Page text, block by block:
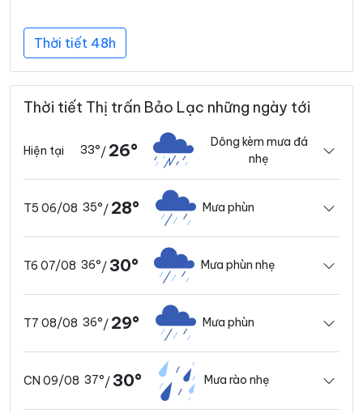
Thời tiết 48h
Thời tiết Thị trấn Bảo Lạc những ngày tới
Hiện tại 33°/ 26°
Dông kèm mưa đá
nhẹ
T5 06/08 35°/ 28° Mưa phùn
T6 07/08 36°/30° Mưa phùn nhẹ
T7 08/08 36°/ 29° Mưa phùn
CN 09/08 37°/30° Mưa rào nhẹ